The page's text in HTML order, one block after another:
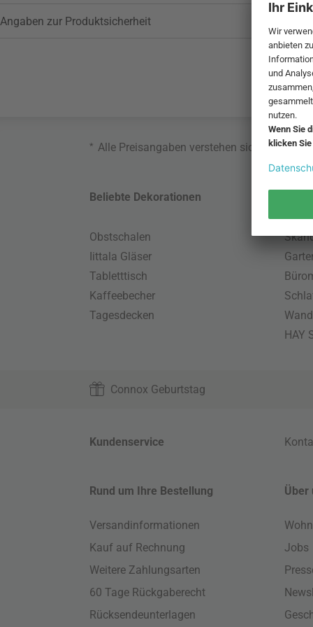
Angaben zur Produktsicherheit
* Alle Preisangaben verstehen sich inklusive
Beliebte Dekorationen
Obstschalen
Iittala Gläser
Tabletttisch
Kaffeebecher
Tagesdecken
HAY
Connox Geburtstag
Kundenservice
Rund um Ihre Bestellung
Versandinformationen
Kauf auf Rechnung
Weitere Zahlungsarten
60 Tage Rückgaberecht
Rücksendeunterlagen
Über
Jobs